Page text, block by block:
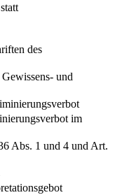
des
und
im
Abs. 1 und 4 und Art.